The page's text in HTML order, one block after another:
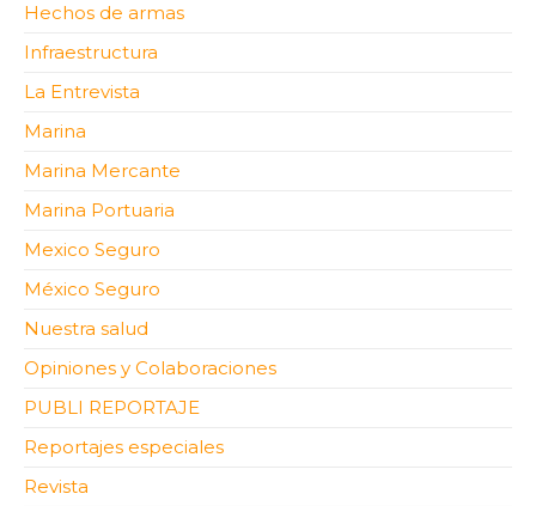
Hechos de armas
Infraestructura
La Entrevista
Marina
Marina Mercante
Marina Portuaria
Mexico Seguro
México Seguro
Nuestra salud
Opiniones y Colaboraciones
PUBLI REPORTAJE
Reportajes especiales
Revista